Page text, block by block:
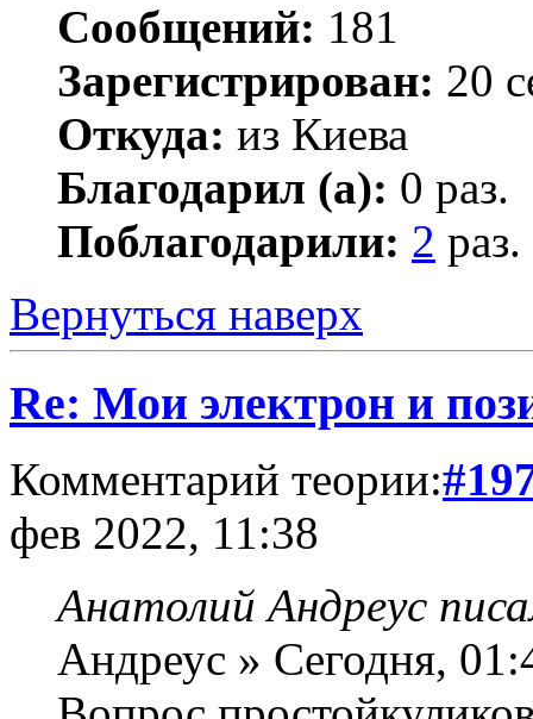
Сообщений: 181
Зарегистрирован: 20
Откуда: из Киева
Благодарил (а): 0 раз.
Поблагодарили: 2 раз.
Вернуться наверх
Re: Мои электрон и
Комментарий теории:
фев 2022, 11:38
Анатолий Андреус
Андреус » Сегодня,